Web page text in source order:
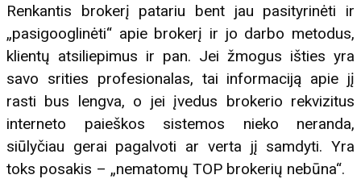
Renkantis brokerį patariu bent jau pasityrinėti ir
„pasigooglinėti“ apie brokerį ir jo darbo metodus,
klientų atsiliepimus ir pan. Jei žmogus išties yra
savo srities profesionalas, tai informaciją apie jį
rasti bus lengva, o jei įvedus brokerio rekvizitus
interneto paieškos sistemos nieko neranda,
siūlyčiau gerai pagalvoti ar verta jį samdyti. Yra
toks posakis – „nematomų TOP brokerių nebūna“.